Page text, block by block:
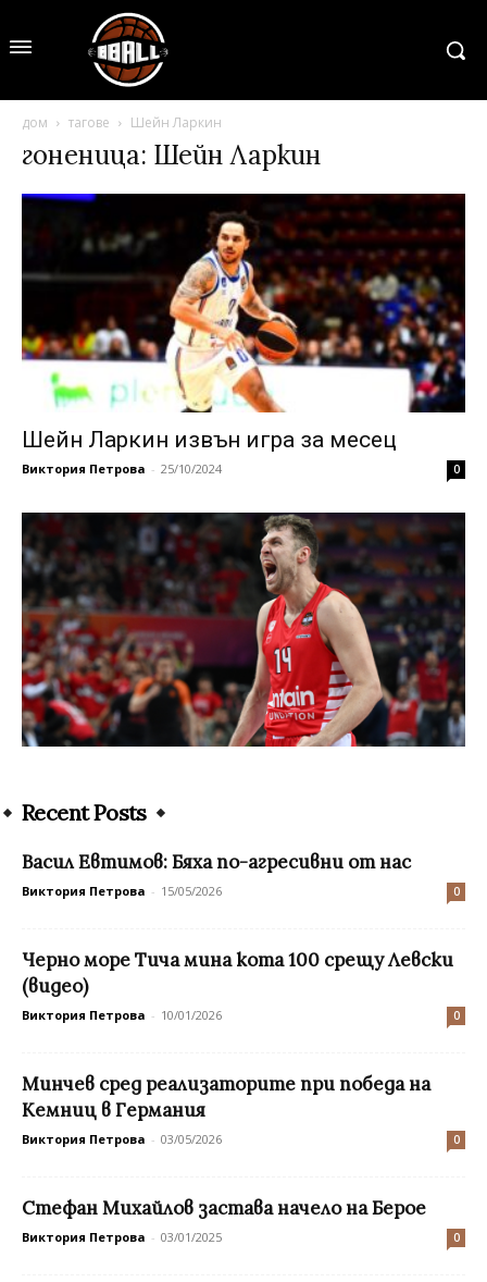
дом тагове Шейн Ларкин
гоненица: Шейн Ларкин
Шейн Ларкин извън игра за месец
Виктория Петрова - 25/10/2024 0
Recent Posts
Васил Евтимов: Бяха по-агресивни от нас
Виктория Петрова - 15/05/2026 0
Черно море Тича мина кота 100 срещу Левски
(видео)
Виктория Петрова - 10/01/2026 0
Минчев сред реализаторите при победа на
Кемниц в Германия
Виктория Петрова - 03/05/2026 0
Стефан Михайлов застава начело на Берое
Виктория Петрова - 03/01/2025 0